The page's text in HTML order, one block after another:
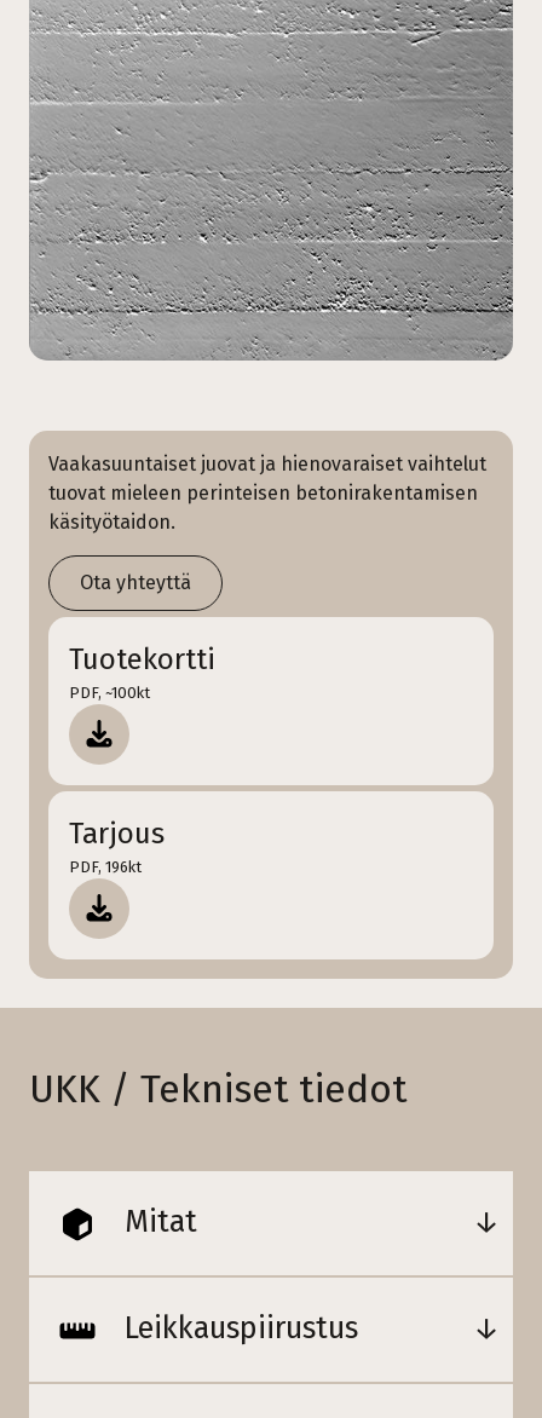
Vaakasuuntaiset juovat ja hienovaraiset vaihtelut
tuovat mieleen perinteisen betonirakentamisen
käsityötaidon.
Ota yhteyttä
Tuotekortti
PDF, ~100kt
Tarjous
PDF, 196kt
UKK / Tekniset tiedot
Mitat
Leikkauspiirustus